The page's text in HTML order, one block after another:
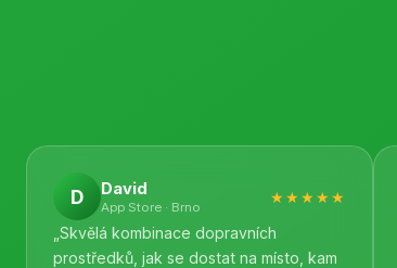
D David
App Store · Brno
★★★★★
„Skvělá kombinace dopravních
prostředků, jak se dostat na místo, kam